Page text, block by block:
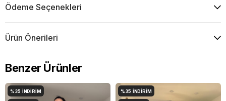
Ödeme Seçenekleri
Ürün Önerileri
Benzer Ürünler
%35 İNDIRIM %35 İNDIRIM